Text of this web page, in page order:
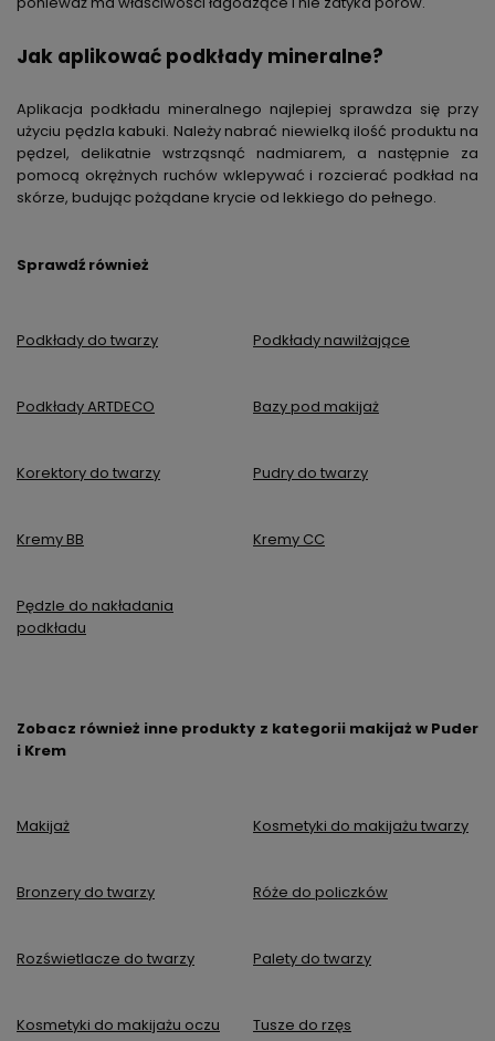
Jak aplikować podkłady mineralne?
Aplikacja podkładu mineralnego najlepiej sprawdza się przy
użyciu pędzla kabuki. Należy nabrać niewielką ilość produktu na
pędzel, delikatnie wstrząsnąć nadmiarem, a następnie za
pomocą okrężnych ruchów wklepywać i rozcierać podkład na
skórze, budując pożądane krycie od lekkiego do pełnego.
Sprawdź również
Podkłady do twarzy Podkłady nawilżające
Podkłady ARTDECO Bazy pod makijaż
Korektory do twarzy Pudry do twarzy
Kremy BB Kremy CC
Pędzle do nakładania
podkładu
Zobacz również inne produkty z kategorii makijaż w Puder
i Krem
Makijaż Kosmetyki do makijażu twarzy
Bronzery do twarzy Róże do policzków
Rozświetlacze do twarzy Palety do twarzy
Kosmetyki do makijażu oczu Tusze do rzęs